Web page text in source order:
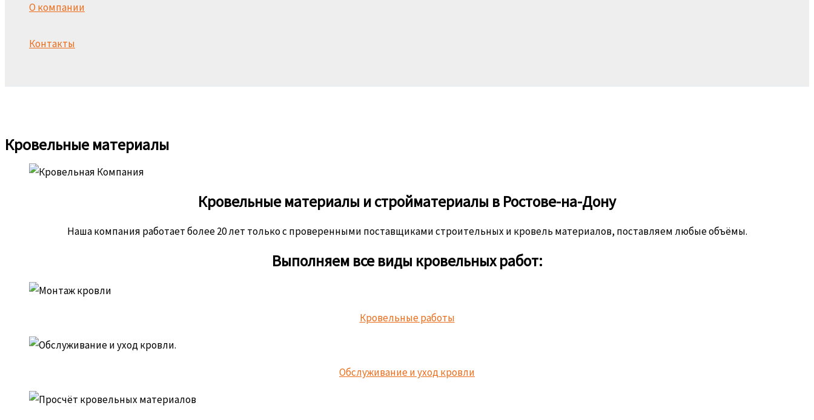
О компании
Контакты
Кровельные материалы
Кровельные материалы и стройматериалы в Ростове-на-Дону
Наша компания работает более 20 лет только с проверенными поставщиками строительных и кровель материалов, поставляем любые объёмы.
Выполняем все виды кровельных работ:
Кровельные работы
Обслуживание и уход кровли